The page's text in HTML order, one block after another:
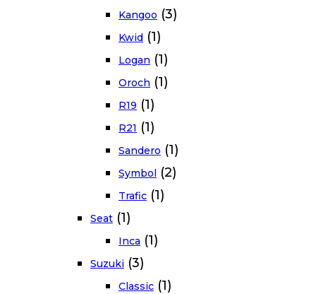
Kangoo (3)
Kwid (1)
Logan (1)
Oroch (1)
R19 (1)
R21 (1)
Sandero (1)
Symbol (2)
Trafic (1)
Seat (1)
Inca (1)
Suzuki (3)
Classic (1)